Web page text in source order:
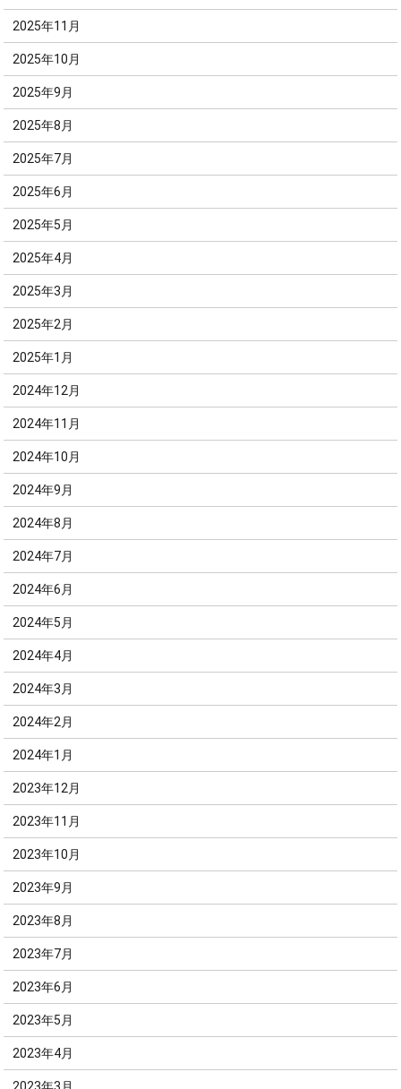
2025年11月
2025年10月
2025年9月
2025年8月
2025年7月
2025年6月
2025年5月
2025年4月
2025年3月
2025年2月
2025年1月
2024年12月
2024年11月
2024年10月
2024年9月
2024年8月
2024年7月
2024年6月
2024年5月
2024年4月
2024年3月
2024年2月
2024年1月
2023年12月
2023年11月
2023年10月
2023年9月
2023年8月
2023年7月
2023年6月
2023年5月
2023年4月